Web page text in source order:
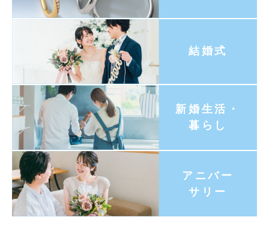
結婚式
新婚生活・
暮らし
アニバー
サリー